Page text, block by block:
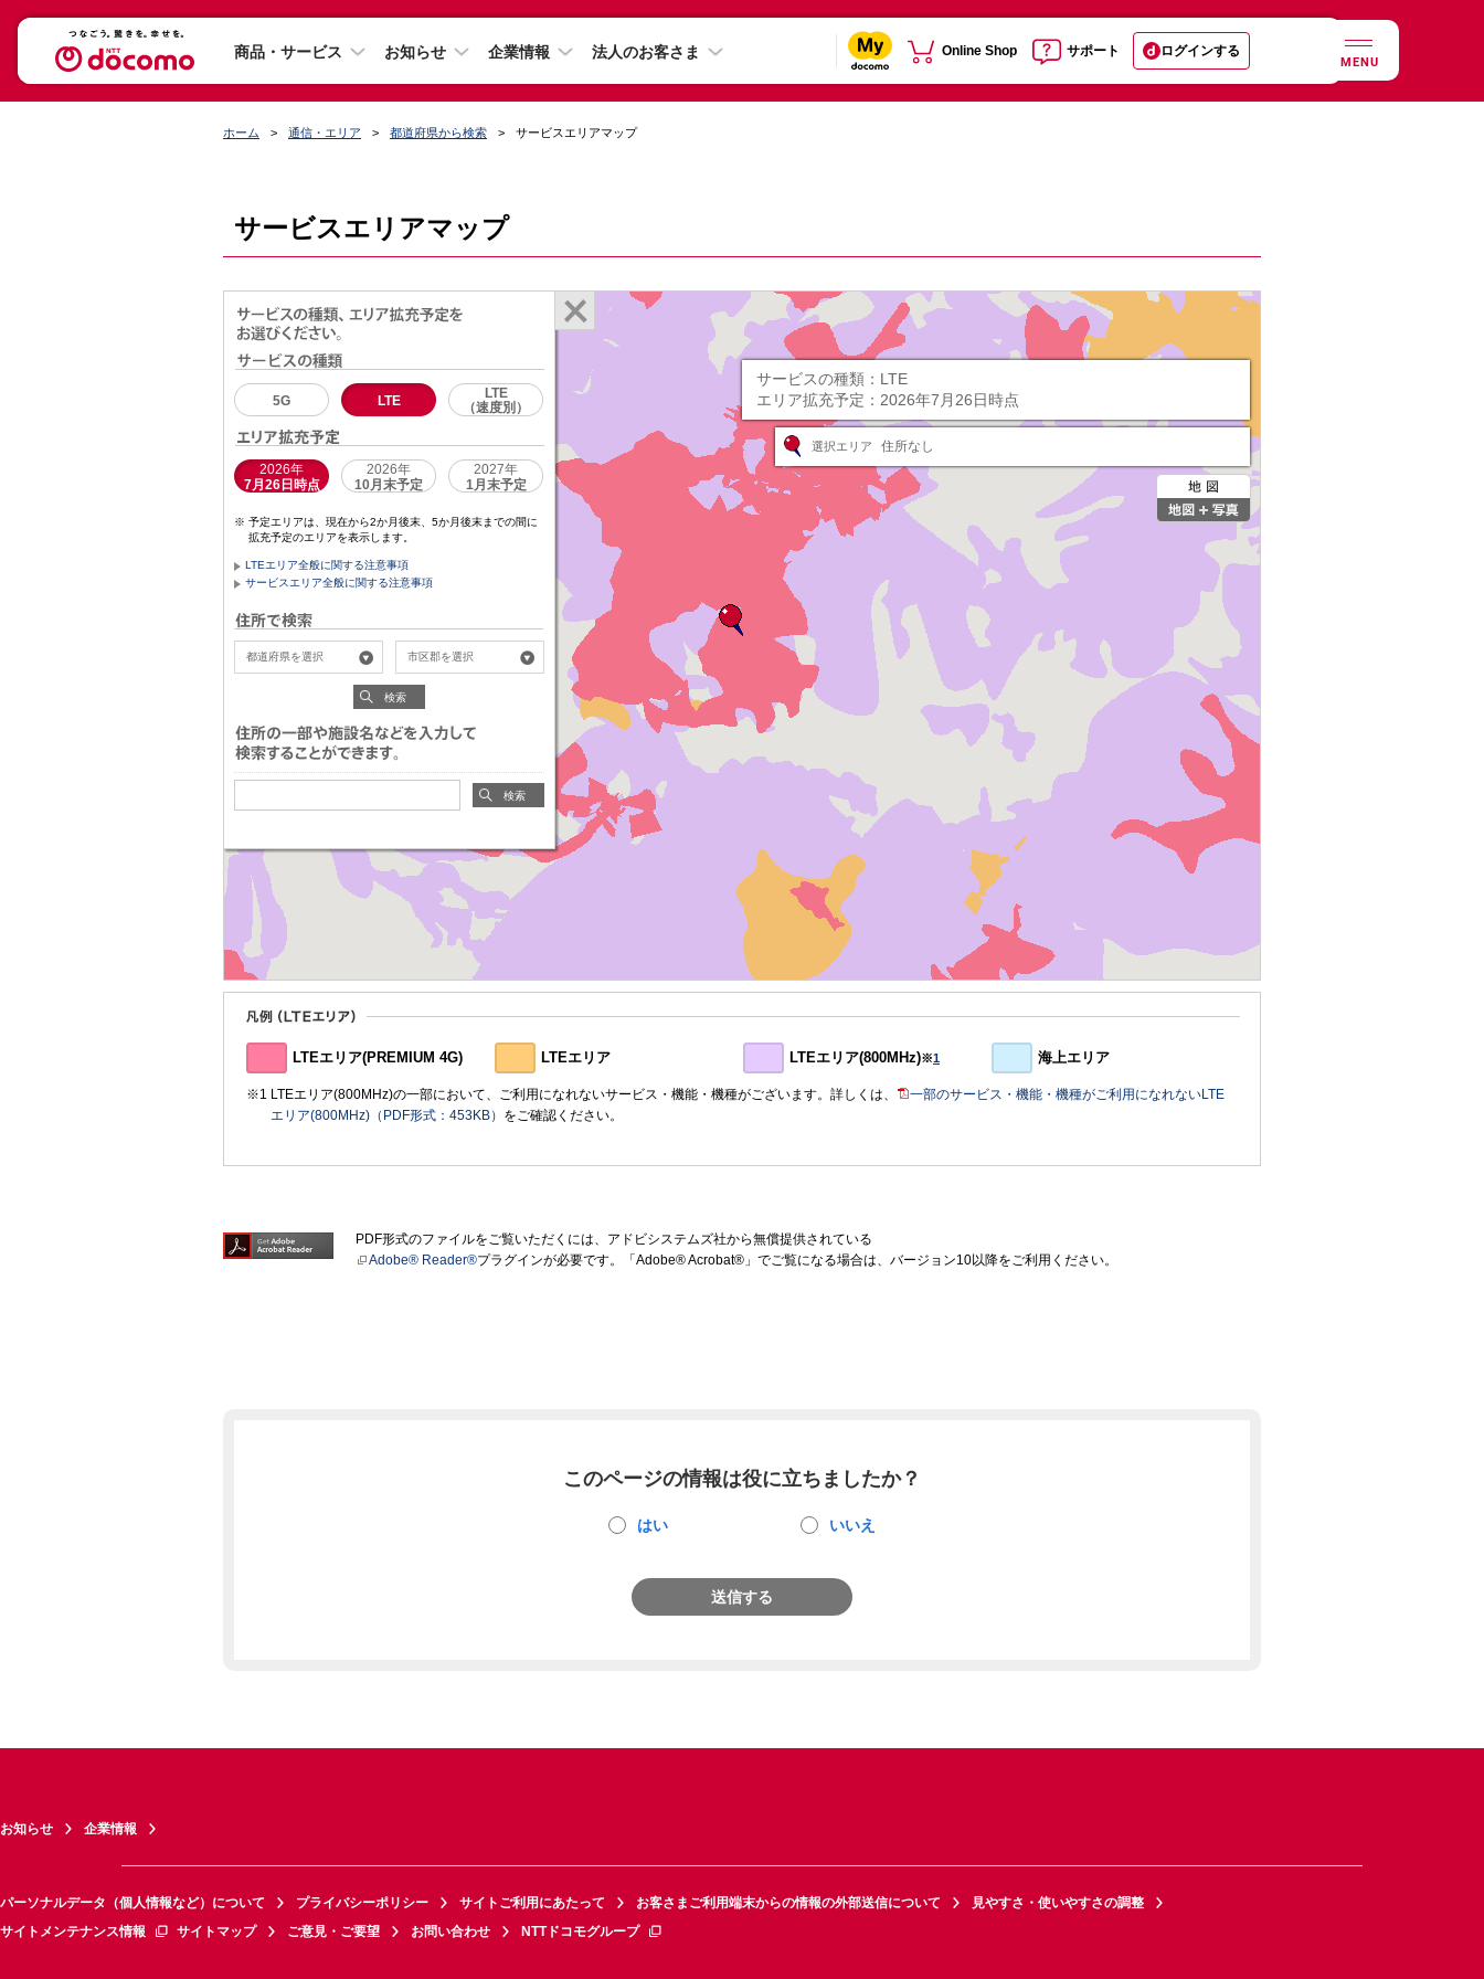
商品・サービス お知らせ 企業情報 法人のお客さま Online Shop サポート ログインする
MENU
ホーム 通信・エリア 都道府県から検索 サービスエリアマップ
サービスエリアマップ
5G LTE
LTE
（速度別）
2026年
7月26日時点
2026年
10月末予定
2027年
1月末予定
予定エリアは、現在から2か月後末、5か月後末までの間に
拡充予定のエリアを表示します。
LTEエリア全般に関する注意事項
サービスエリア全般に関する注意事項
検索
検索
サービスの種類： LTE
エリア拡充予定： 2026年7月26日時点
選択エリア 住所なし
LTEエリア(PREMIUM 4G) LTEエリア LTEエリア(800MHz)※1 海上エリア
LTEエリア(800MHz)の一部において、ご利用になれないサービス・機能・機種がございます。詳しくは、
一部のサービス・機能・機種がご利用になれないLTE
エリア(800MHz)（PDF形式：453KB） をご確認ください。
PDF形式のファイルをご覧いただくには、アドビシステムズ社から無償提供されている
Adobe® Reader®プラグインが必要です。「Adobe® Acrobat®」でご覧になる場合は、バージョン10以降をご利用ください。
このページの情報は役に立ちましたか？
はい いいえ
送信する
お知らせ 企業情報
パーソナルデータ（個人情報など）について プライバシーポリシー サイトご利用にあたって お客さまご利用端末からの情報の外部送信について
見やすさ・使いやすさの調整
サイトメンテナンス情報
サイトマップ ご意見・ご要望 お問い合わせ NTTドコモグループ